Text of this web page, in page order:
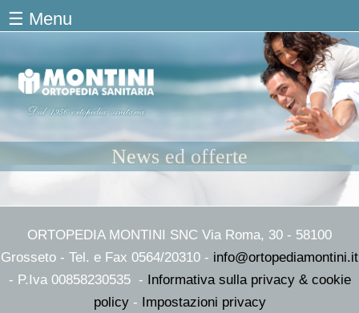
Salta al contenuto principale
☰ Menu
News ed offerte
ORTOPEDIA MONTINI SNC Via Roma, 30 - 58100
Grosseto - Tel. e Fax 0564/20310 - info@ortopediamontini.it
- P.Iva 00858230535 - Informativa sulla privacy & cookie
policy- Impostazioni privacy